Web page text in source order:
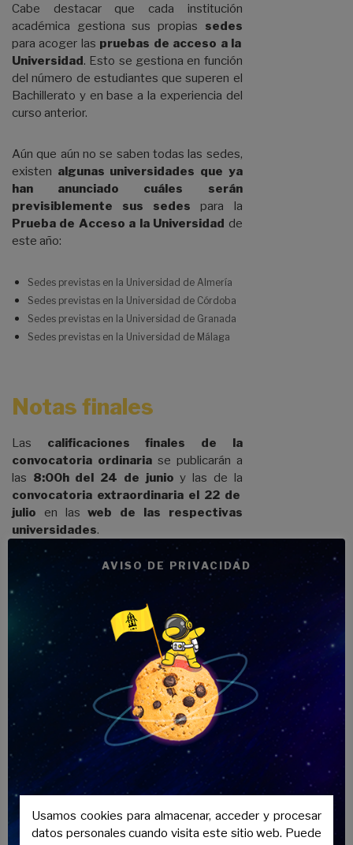
Cabe destacar que cada institución
académica gestiona sus propias sedes
para acoger las pruebas de acceso a la
Universidad. Esto se gestiona en función
del número de estudiantes que superen el
Bachillerato y en base a la experiencia del
curso anterior.
Aún que aún no se saben todas las sedes,
existen algunas universidades que ya
han anunciado cuáles serán
previsiblemente sus sedes para la
Prueba de Acceso a la Universidad de
este año:
Sedes previstas en la Universidad de Almería
Sedes previstas en la Universidad de Córdoba
Sedes previstas en la Universidad de Granada
Sedes previstas en la Universidad de Málaga
Notas finales
Las calificaciones finales de la
convocatoria ordinariase publicarán a
las 8:00h del 24 de junioy las de la
convocatoria extraordinaria el 22 de
julio en lasweb
de las respectivas
universidades.
Lasnotas de cortelas establecen las
últimas personas solicitantes que son
admitidos en cada titulación y centro.
Además dependen del número de plazas
que se ofertan, el número de solicitantes
que concurren por ellas y las calificaciones
que acreditan.
Si quieres consultar lasnotas de la última
lista de admitidos , puedes hacer a
través de la web del Distrito Único
Andaluz.
AVISO DE PRIVACIDAD
Usamos cookies para almacenar, acceder y procesar
datos personales cuando visita este sitio web. Puede